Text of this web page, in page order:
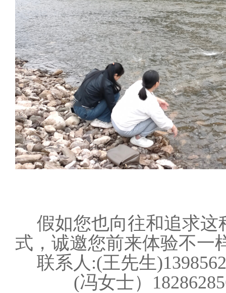
假如您也向往和追求这
式 ， 诚邀您前来体验不一
联系人 :(王先生
(冯女士）